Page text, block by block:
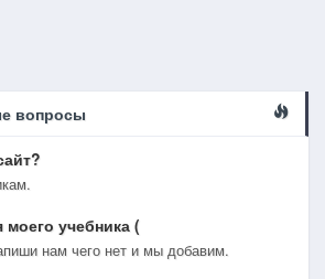
вопросы
учебника (
нам чего нет и мы добавим.